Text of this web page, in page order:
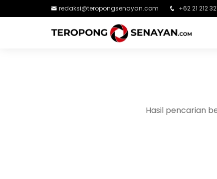
redaksi@teropongsenayan.com +62 21 212
Hasil pencarian